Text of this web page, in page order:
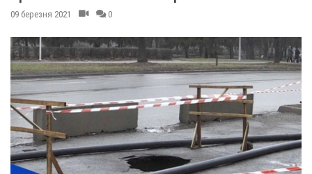
09 березня 2021 0